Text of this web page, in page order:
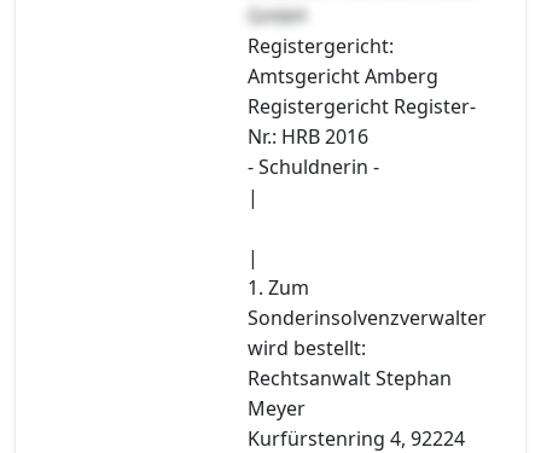
GmbH
Registergericht:
Amtsgericht Amberg
Registergericht Register-
Nr.: HRB 2016
- Schuldnerin -
|
|
1. Zum
Sonderinsolvenzverwalter
wird bestellt:
Rechtsanwalt Stephan
Meyer
Kurfürstenring 4, 92224